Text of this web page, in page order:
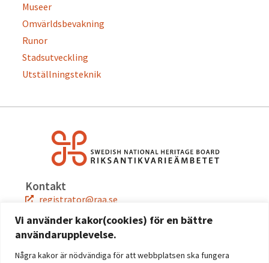
Vi använder kakor(cookies) för en bättre
användarupplevelse.
Några kakor är nödvändiga för att webbplatsen ska fungera
Museer
Omvärldsbevakning
Runor
Stadsutveckling
Utställningsteknik
Kontakt
registrator@raa.se
Snabblänkar
Jobba hos oss